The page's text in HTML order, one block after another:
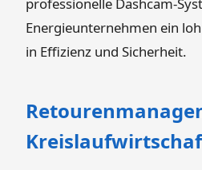
professionelle Dashcam-
Energieunternehmen ein
in Effizienz und Sicherheit.